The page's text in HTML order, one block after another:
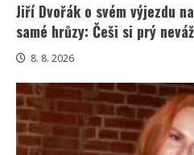
Jiří Dvořák o svém výjezdu
samé hrůzy: Češi si prý
8. 8. 2026